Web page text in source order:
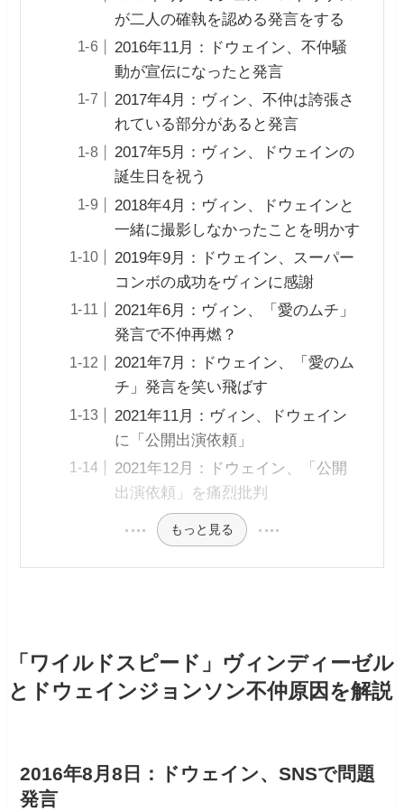
が二人の確執を認める発言をする
2016年11月：ドウェイン、不仲騒
動が宣伝になったと発言
2017年4月：ヴィン、不仲は誇張さ
れている部分があると発言
2017年5月：ヴィン、ドウェインの
誕生日を祝う
2018年4月：ヴィン、ドウェインと
一緒に撮影しなかったことを明かす
2019年9月：ドウェイン、スーパー
コンボの成功をヴィンに感謝
2021年6月：ヴィン、「愛のムチ」
発言で不仲再燃？
2021年7月：ドウェイン、「愛のム
チ」発言を笑い飛ばす
2021年11月：ヴィン、ドウェイン
に「公開出演依頼」
2021年12月：ドウェイン、「公開
出演依頼」を痛烈批判
もっと見る
「ワイルドスピード」ヴィンディーゼル
とドウェインジョンソン不仲原因を解説
2016年8月8日：ドウェイン、SNSで問題
発言